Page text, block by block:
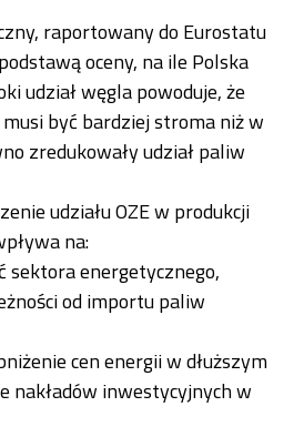
raportowany do Eurostatu
oceny, na ile Polska
udział węgla powoduje, że
być bardziej stroma niż w
zredukowały udział paliw
udziału OZE w produkcji
na:
sektora energetycznego,
od importu paliw
cen energii w dłuższym
nakładów inwestycyjnych w